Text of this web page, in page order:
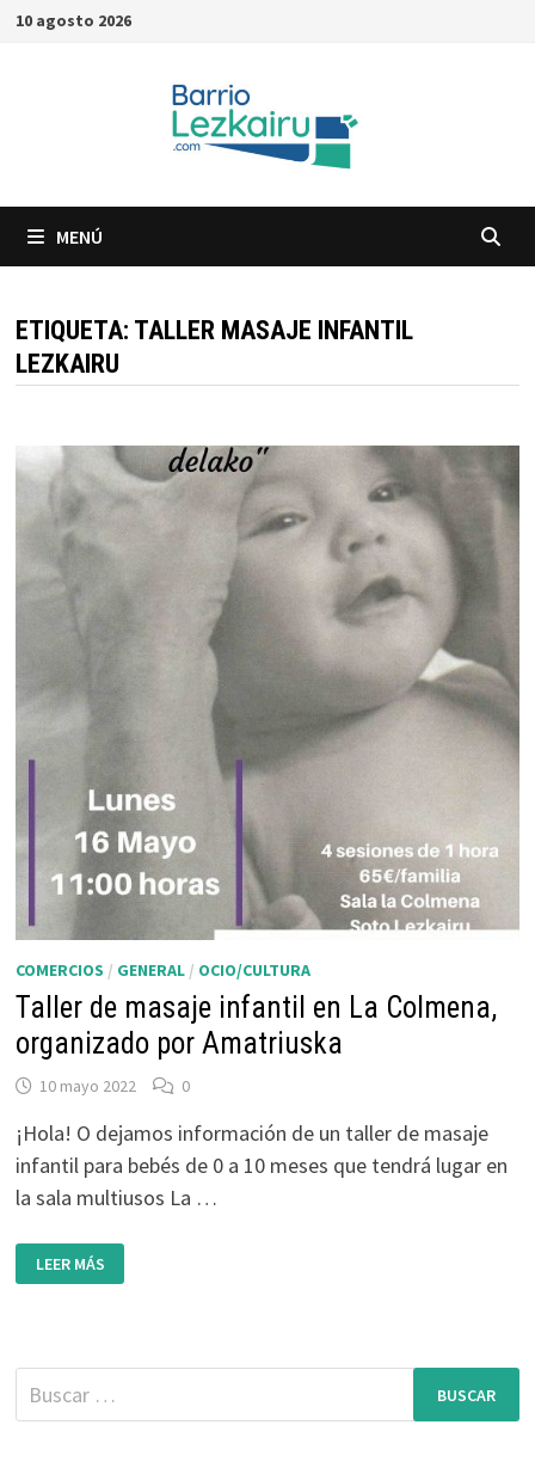
Saltar
10 agosto 2026
MENÚ
ETIQUETA: TALLER MASAJE INFANTIL
LEZKAIRU
COMERCIOS / GENERAL/ OCIO/CULTURA
Taller de masaje infantil en La Colmena,
organizado por Amatriuska
10 mayo 2022 0
¡Hola! O dejamos información de un taller de masaje
infantil para bebés de 0 a 10 meses que tendrá lugar en
la sala multiusos La …
DE
MASAJE
ORGANIZADO
POR
AMATRIUSKA
LEER MÁS
Buscar: